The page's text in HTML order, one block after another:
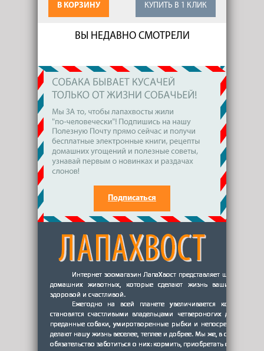
В КОРЗИНУ КУПИТЬ В 1 КЛИК
ВЫ НЕДАВНО СМОТРЕЛИ
Подписаться